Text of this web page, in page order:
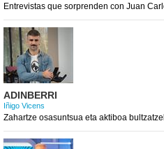
Entrevistas que sorprenden con Juan
ADINBERRI
Iñigo Vicens
Zahartze osasuntsua eta aktiboa